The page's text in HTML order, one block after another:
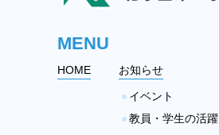
MENU
HOME お知らせ
イベント
教員・学生の活躍